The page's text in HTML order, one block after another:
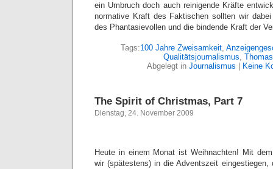
ein Umbruch doch auch reinigende Kräfte
normative Kraft des Faktischen sollten wir
des Phantasievollen und die bindende Kraft der
Tags:100 Jahre Zweisamkeit,
Qualitätsjournalismus,
Abgelegt in Journalismus Keine
The Spirit of Christmas, Part 7
Dienstag, 24. November 2009
Heute in einem Monat ist Weihnachten! Mit
wir (spätestens) in die Adventszeit eingestiegen,